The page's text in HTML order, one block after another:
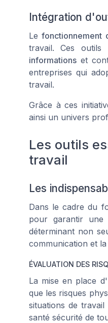
Intégration
Lefonctionnement
travail. Ces outils
informations et
entreprises qui
travail.
Grâce à ces
ainsi un univers
Les outils
travail
Les
Dans le cadre du
pour garantir une
déterminant non
communication et
ÉVALUATION DES
La mise en place
que les risques
situations de
santé sécurité de